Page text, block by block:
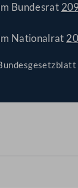
Bundesrat
Nationalrat